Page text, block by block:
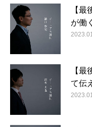
【
が働
【
て伝